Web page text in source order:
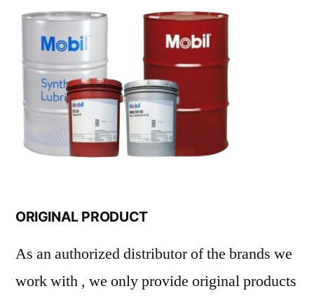
ORIGINAL PRODUCT
As an authorized distributor of the brands we
work with , we only provide original products